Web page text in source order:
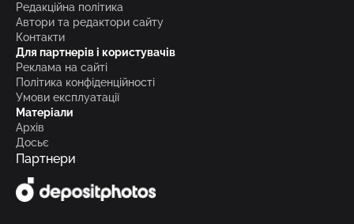
Редакційна політика
Автори та редактори сайту
Контакти
Для партнерів і користувачів
Реклама на сайті
Політика конфіденційності
Умови експлуатації
Матеріали
Архів
Досьє
Партнери